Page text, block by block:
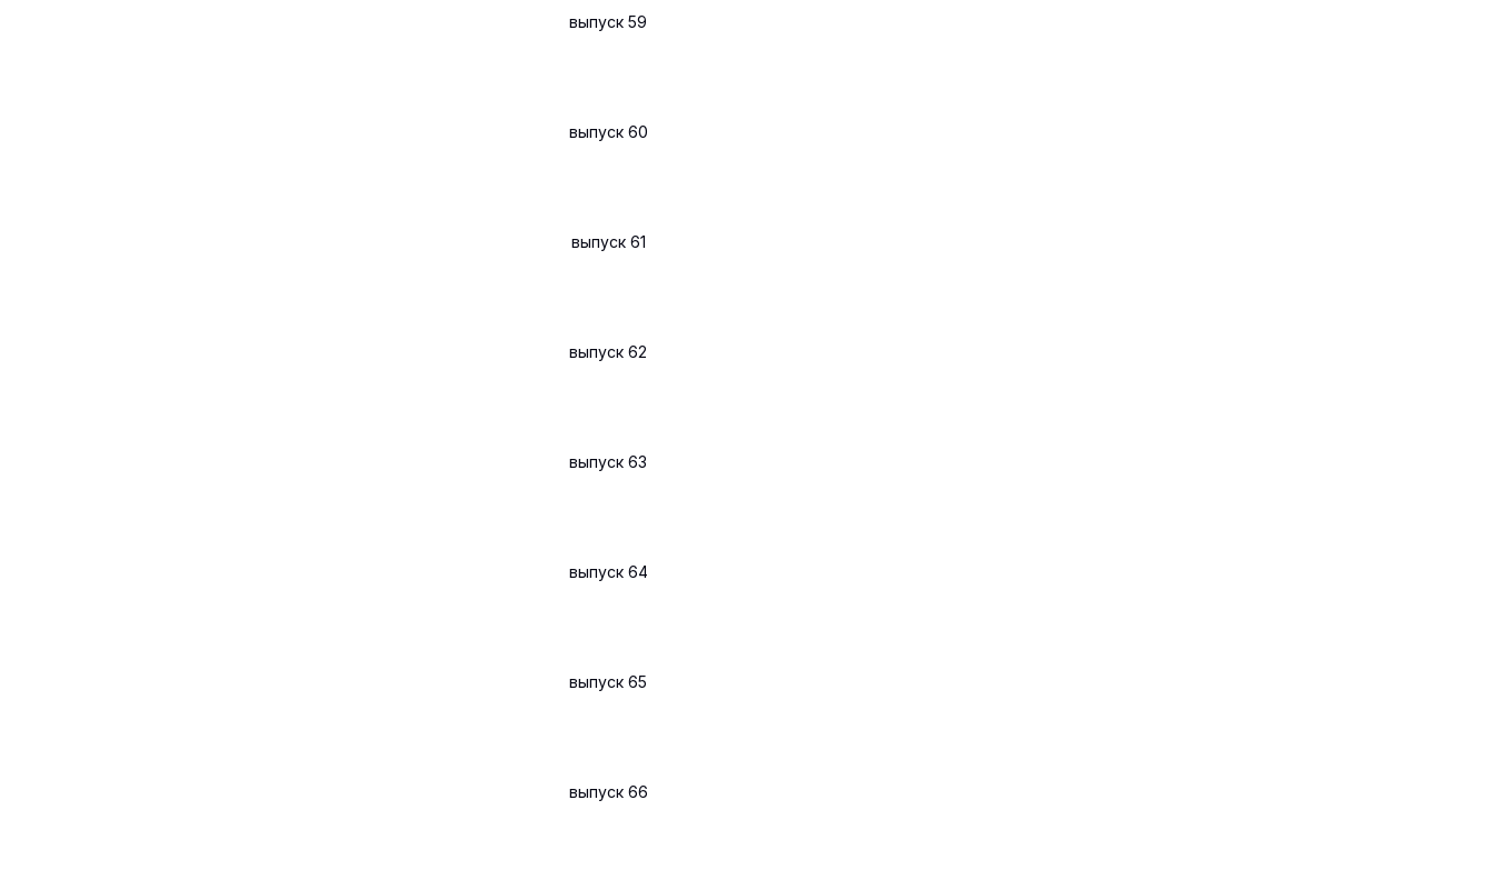
выпуск 59
выпуск 60
выпуск 61
выпуск 62
выпуск 63
выпуск 64
выпуск 65
выпуск 66